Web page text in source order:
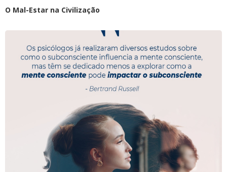
O Mal-Estar na Civilização